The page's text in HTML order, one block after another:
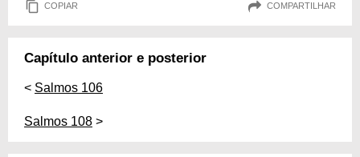
COPIAR COMPARTILHAR
Capítulo anterior e posterior
< Salmos 106
Salmos 108 >